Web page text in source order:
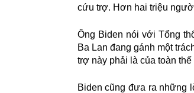
cứu trợ. Hơn hai triệu
Ông Biden nói với Tổng
Ba Lan đang gánh một
trợ này phải là của toàn
Biden cũng đưa ra những